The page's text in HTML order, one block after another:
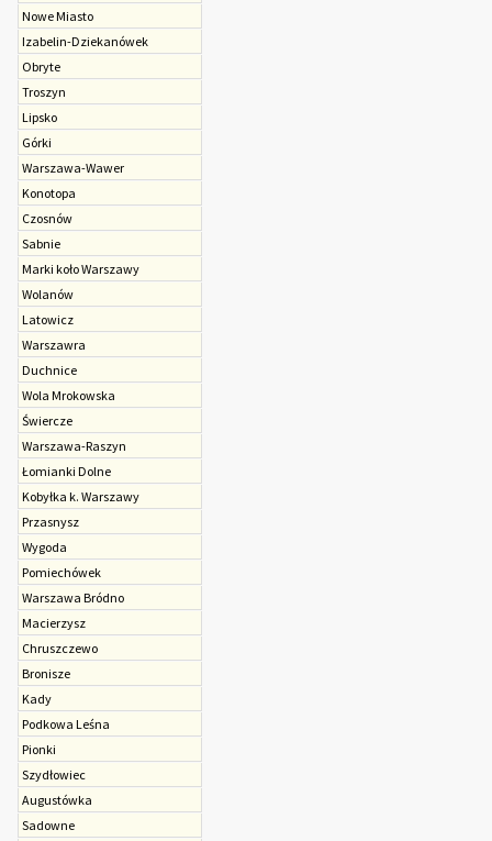
Nowe Miasto
Izabelin-Dziekanówek
Obryte
Troszyn
Lipsko
Górki
Warszawa-Wawer
Konotopa
Czosnów
Sabnie
Marki koło Warszawy
Wolanów
Latowicz
Warszawra
Duchnice
Wola Mrokowska
Świercze
Warszawa-Raszyn
Łomianki Dolne
Kobyłka k. Warszawy
Przasnysz
Wygoda
Pomiechówek
Warszawa Bródno
Macierzysz
Chruszczewo
Bronisze
Kady
Podkowa Leśna
Pionki
Szydłowiec
Augustówka
Sadowne